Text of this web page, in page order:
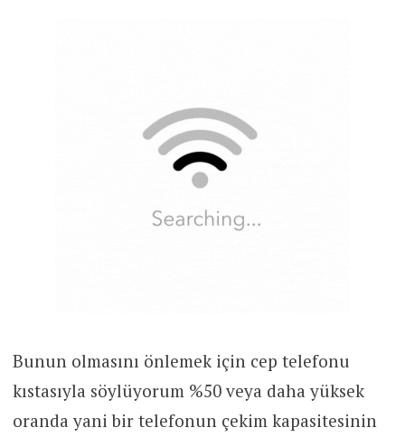
Bunun olmasını önlemek için cep telefonu
kıstasıyla söylüyorum %50 veya daha yüksek
oranda yani bir telefonun çekim kapasitesinin